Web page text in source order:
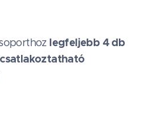
legfeljebb 4 db